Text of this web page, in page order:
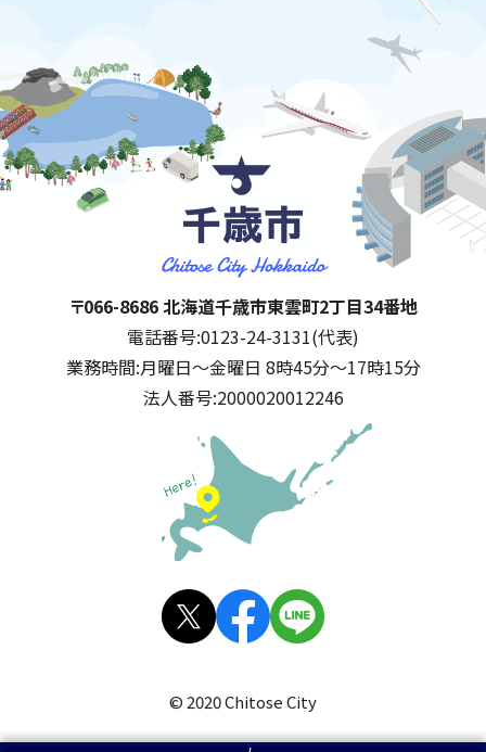
千歳市
住所:
〒066-8686 北海道千歳市東雲町2丁目34番地
電話番号:0123-24-3131(代表)
業務時間:月曜日～金曜日 8時45分～17時15分
法人番号:2000020012246
公式SNS
© 2020 Chitose City